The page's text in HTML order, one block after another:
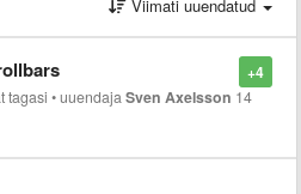
Viimati uuendatud
+4
tagasi •uuendajaSven Axelsson 14